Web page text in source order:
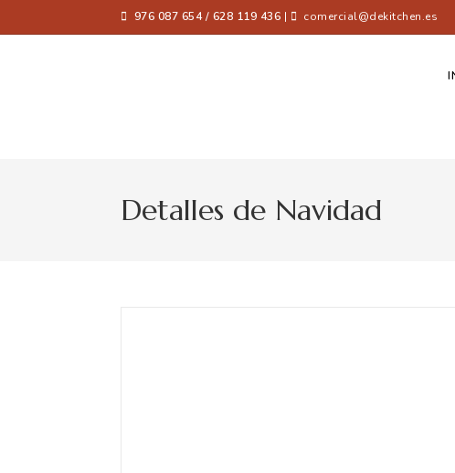
976 087 654 / 628 119 436 | comercial@dekitchen.es
Detalles de Navidad